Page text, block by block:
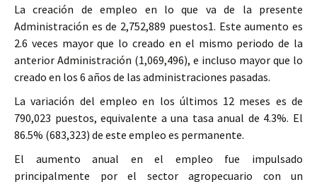
La creación de empleo en lo que va de la presente
Administración es de 2,752,889 puestos1. Este aumento es
2.6 veces mayor que lo creado en el mismo periodo de la
anterior Administración (1,069,496), e incluso mayor que lo
creado en los 6 años de las administraciones pasadas.
La variación del empleo en los últimos 12 meses es de
790,023 puestos, equivalente a una tasa anual de 4.3%. El
86.5% (683,323) de este empleo es permanente.
El aumento anual en el empleo fue impulsado
principalmente por el sector agropecuario con un